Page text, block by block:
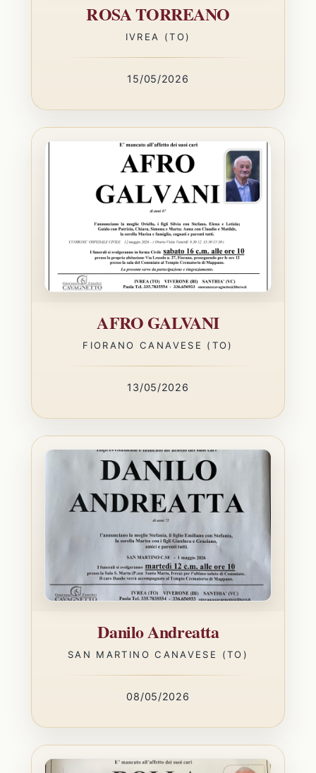
ROSA TORREANO
IVREA (TO)
15/05/2026
AFRO GALVANI
FIORANO CANAVESE (TO)
13/05/2026
Danilo Andreatta
SAN MARTINO CANAVESE (TO)
08/05/2026